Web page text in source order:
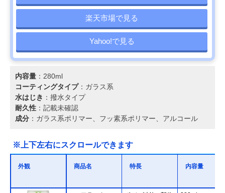
楽天市場で見る
Yahoo!で見る
内容量 ：280ml
コーティングタイプ：ガラス系
水はじき ：撥水タイプ
耐久性 ：記載未確認
成分 ：ガラス系ポリマー、フッ素系ポリマー、アルコール
※上下左右にスクロールできます
外観 商品名 特長 内容量